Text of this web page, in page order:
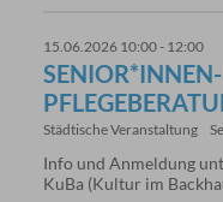
15.06.2026 10:00 - 12:00
Städtische Veranstaltung
Info und Anmeldung
KuBa (Kultur im